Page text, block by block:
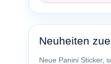
Neuheiten
Neue Panini Sticker,